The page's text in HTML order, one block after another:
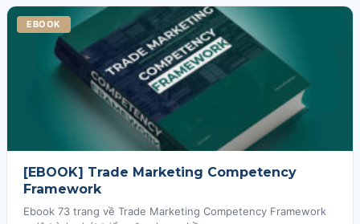
EBOOK
[EBOOK] Trade Marketing Competency
Framework
Ebook 73 trang về Trade Marketing Competency Framework